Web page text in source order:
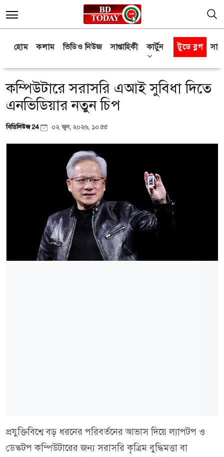
হোম কলাম ভিডিও নিউজ সাপ্তাহিকী কার্টুন টুডে ব্লগ
কম্পিউটারে সরাসরি এআই সুবিধা দিতে
এনভিডিয়ার নতুন চিপ
বিডিনিউজ 24 ০২ জুন, ২০২৬, ১০:৫৫
প্রযুক্তিবিশ্বে বড় ধরনের পরিবর্তনের আভাস দিয়ে ল্যাপটপ ও
ডেস্কটপ কম্পিউটারের জন্য সরাসরি কৃত্রিম বুদ্ধিমত্তা বা